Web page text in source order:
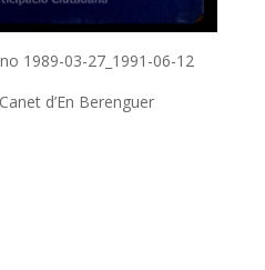
1989-03-27_1991-06-12
d’En Berenguer